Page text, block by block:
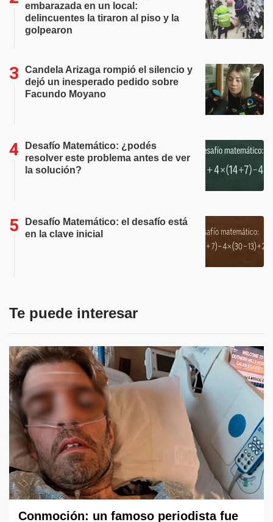
embarazada en un local:
delincuentes la tiraron al piso y la
golpearon
Candela Arizaga rompió el silencio y
dejó un inesperado pedido sobre
Facundo Moyano
Desafío Matemático: ¿podés
resolver este problema antes de ver
la solución?
Desafío Matemático: el desafío está
en la clave inicial
Te puede interesar
Conmoción: un famoso periodista fue